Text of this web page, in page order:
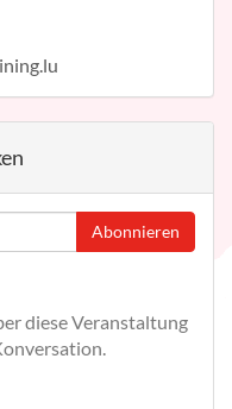
Abonnieren
diese Veranstaltung